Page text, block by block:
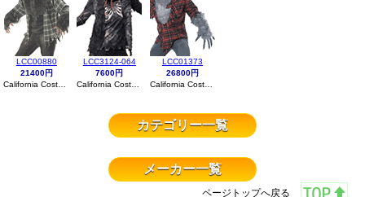
LCC00880
21400円
LCC3124-064
7600円
LCC01373
26800円
California Costumes
カテゴリー一覧
メーカー一覧
ページトップへ戻る